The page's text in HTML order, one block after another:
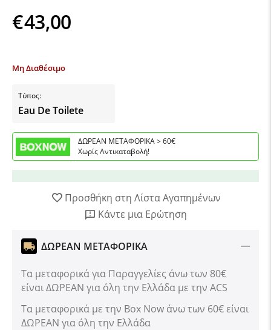
€43,00
Μη Διαθέσιμο
Τύπος:
Eau De Toilete
ΔΩΡΕΑΝ ΜΕΤΑΦΟΡΙΚΑ > 60€
Χωρίς Αντικαταβολή!
Προσθήκη στη Λίστα Αγαπημένων
Κάντε μια Ερώτηση
ΔΩΡΕΑΝ ΜΕΤΑΦΟΡΙΚΑ
Τα μεταφορικά για Παραγγελίες άνω των 80€
είναι ΔΩΡΕΑΝ για όλη την Ελλάδα με την ACS
Tα μεταφορικά με την Box Now άνω των 60€ είναι
ΔΩΡΕΑΝ για όλη την Ελλάδα